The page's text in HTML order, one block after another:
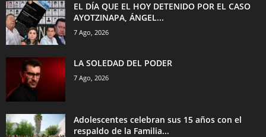
EL DÍA QUE EL HOY DETENIDO POR EL CASO
AYOTZINAPA, ÁNGEL...
7 Ago, 2026
LA SOLEDAD DEL PODER
7 Ago, 2026
Adolescentes celebran sus 15 años con el
respaldo de la Familia...